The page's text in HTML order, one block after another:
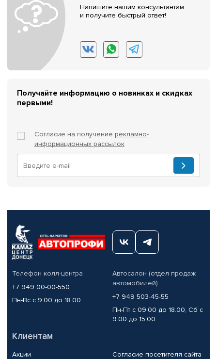
Напишите нашим консультантам
и получите быстрый ответ!
Получайте информацию о новинках и скидках
первыми!
Согласие на получение рекламно-
информационных рассылок
Телефон колл-центра
+7 949 00-00-550
Пн-Вс с 9.00 до 18.00
Автосалон (отдел продаж
автомобилей)
+7 949 503-45-55
Пн-Пт с 09.00 до 18.00, Сб с
9.00 до 15.00
Клиентам
Акции
Согласие посетителя сайта